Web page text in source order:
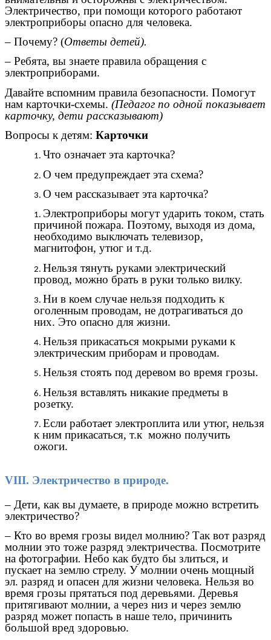
Электричество, при помощи которого работают
электроприборы опасно для человека.
– Почему? (Ответы детей).
– Ребята, вы знаете правила обращения с
электроприборами.
Давайте вспомним правила безопасности. Помогут
нам карточки-схемы. (Педагог по одной показывает
карточку, дети рассказывают)
Вопросы к детям: Карточки
Что означает эта карточка?
О чем предупреждает эта схема?
О чем рассказывает эта карточка?
Электроприборы могут ударить током, стать
причиной пожара. Поэтому, выходя из дома,
необходимо выключать телевизор,
магнитофон, утюг и т.д.
Нельзя тянуть руками электрический
провод, можно брать в руки только вилку.
Ни в коем случае нельзя подходить к
оголенным проводам, не дотрагиваться до
них. Это опасно для жизни.
Нельзя прикасаться мокрыми руками к
электрическим приборам и проводам.
Нельзя стоять под деревом во время грозы.
Нельзя вставлять никакие предметы в
розетку.
Если работает электроплита или утюг, нельзя
к ним прикасаться, т.к можно получить
ожоги.
VIII. Электричество в природе.
– Дети, как вы думаете, в природе можно встретить
электричество?
– Кто во время грозы видел молнию? Так вот разряд
молнии это тоже разряд электричества. Посмотрите
на фотографии. Небо как будто бы злиться, и
пускает на землю стрелу. У молнии очень мощный
эл. разряд и опасен для жизни человека. Нельзя во
время грозы прятаться под деревьями. Деревья
притягивают молнии, а через низ и через землю
разряд может попасть в наше тело, причинить
большой вред здоровью.